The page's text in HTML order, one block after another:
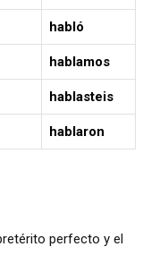
habló
hablamos
hablasteis
hablaron
perfecto y el